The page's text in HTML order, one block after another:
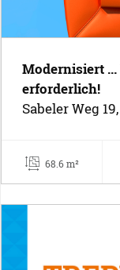
Modernisiert
erforderlich!
Sabeler Weg
68.6 m²